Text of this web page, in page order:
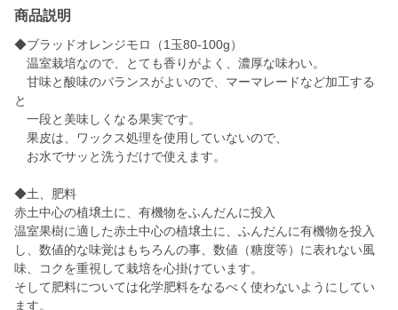
商品説明
◆ブラッドオレンジモロ（1玉80-100g）
温室栽培なので、とても香りがよく、濃厚な味わい。
甘味と酸味のバランスがよいので、マーマレードなど加工する
と
一段と美味しくなる果実です。
果皮は、ワックス処理を使用していないので、
お水でサッと洗うだけで使えます。
◆土、肥料
赤土中心の植壌土に、有機物をふんだんに投入
温室果樹に適した赤土中心の植壌土に、ふんだんに有機物を投入
し、数値的な味覚はもちろんの事、数値（糖度等）に表れない風
味、コクを重視して栽培を心掛けています。
そして肥料については化学肥料をなるべく使わないようにしてい
ます。